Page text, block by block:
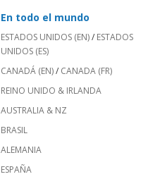
En todo el mundo
ESTADOS UNIDOS (EN)/ ESTADOS
UNIDOS (ES)
CANADÁ (EN)/ CANADA (FR)
REINO UNIDO & IRLANDA
AUSTRALIA & NZ
BRASIL
ALEMANIA
ESPAÑA